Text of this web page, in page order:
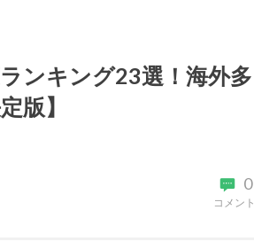
ンキング23選！海外多
版】
0
コメント